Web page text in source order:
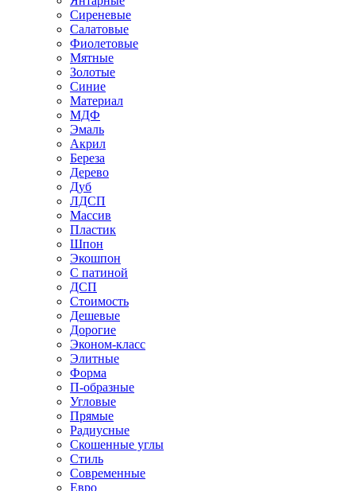
Сиреневые
Салатовые
Фиолетовые
Мятные
Золотые
Синие
Материал
МДФ
Эмаль
Акрил
Береза
Дерево
Дуб
ЛДСП
Массив
Пластик
Шпон
Экошпон
С патиной
ДСП
Стоимость
Дешевые
Дорогие
Эконом-класс
Элитные
Форма
П-образные
Угловые
Прямые
Радиусные
Скошенные углы
Стиль
Современные
Евро